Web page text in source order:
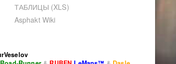
ТАБЛИЦЫ (XLS)
Asphakt Wiki